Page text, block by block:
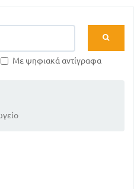
Με ψηφιακά αντίγραφα